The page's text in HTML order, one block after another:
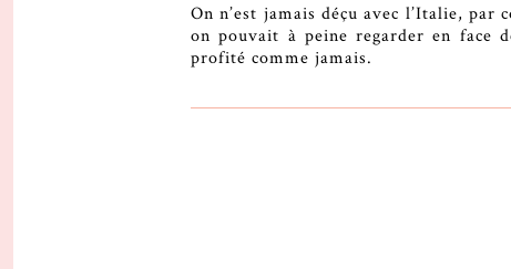
On n’est jamais déçu avec l’Italie,
on pouvait à peine regarder en face
profité comme jamais.